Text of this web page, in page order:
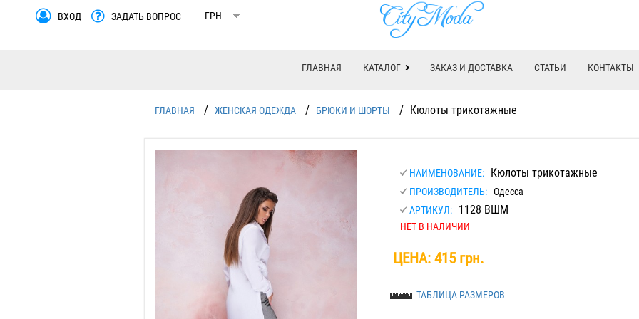
ВХОД ЗАДАТЬ ВОПРОС
ГЛАВНАЯ КАТАЛОГ ЗАКАЗ И ДОСТАВКА СТАТЬИ КОНТАКТЫ
ГЛАВНАЯ / ЖЕНСКАЯ ОДЕЖДА / БРЮКИ И ШОРТЫ / Кюлоты трикотажные
НАИМЕНОВАНИЕ: Кюлоты трикотажные
ПРОИЗВОДИТЕЛЬ: Одесса
АРТИКУЛ:
1128 ВШМ
НЕТ В НАЛИЧИИ
ЦЕНА: 415 грн.
ТАБЛИЦА РАЗМЕРОВ